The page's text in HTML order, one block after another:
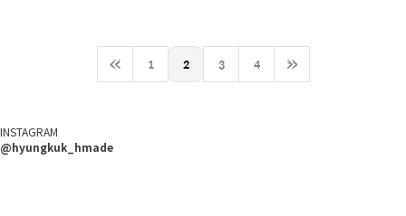
<< 1 2 3 4 >>
INSTAGRAM
@hyungkuk_hmade